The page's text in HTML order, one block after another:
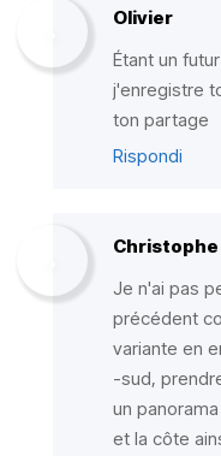
Olivier
Étant un
j'enregistre
ton partage
Rispondi
Christophe
Je n'ai pas
précédent
variante en
-sud,
un
et la côte